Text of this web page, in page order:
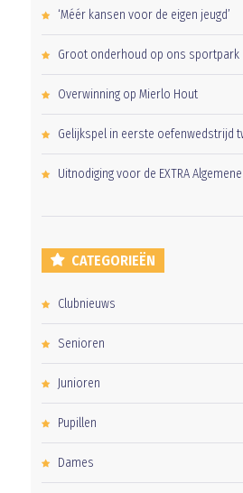
‘Méér kansen voor de eigen jeugd’
Groot onderhoud op ons sportpark
Overwinning op Mierlo Hout
Gelijkspel in eerste oefenwedstrijd
Uitnodiging voor de EXTRA
CATEGORIEËN
Clubnieuws
Senioren
Junioren
Pupillen
Dames